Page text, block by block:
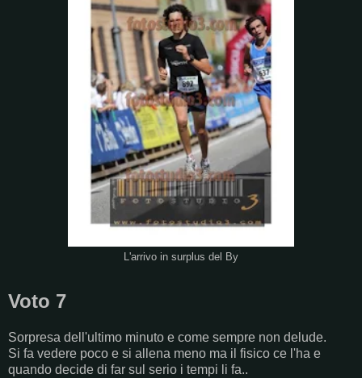
L'arrivo in surplus del By
Voto 7
Sorpresa dell'ultimo minuto e come sempre non delude.
Si fa vedere poco e si allena meno ma il fisico ce l'ha e
quando decide di far sul serio i tempi li fa..